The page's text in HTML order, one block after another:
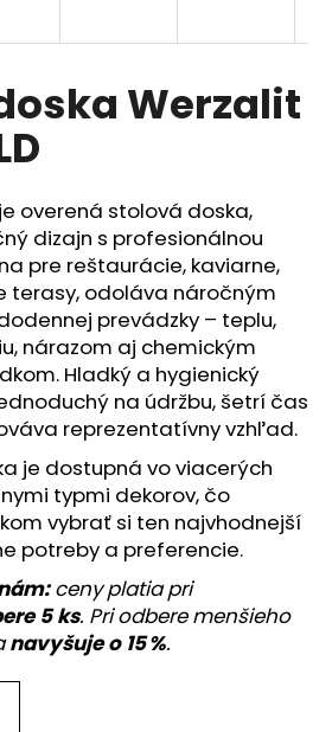
Werzalit
overená stolová doska,
dizajn s profesionálnou
pre reštaurácie, kaviarne,
terasy, odoláva náročným
prevádzky – teplu,
nárazom aj chemickým
Hladký a hygienický
na údržbu, šetrí čas
reprezentatívny vzhľad.
je dostupná vo viacerých
typmi dekorov, čo
vybrať si ten najvhodnejší
potreby a preferencie.
ceny platia pri
5 ks. Pri odbere menšieho
navyšuje o 15 %.
HĽADAŤ